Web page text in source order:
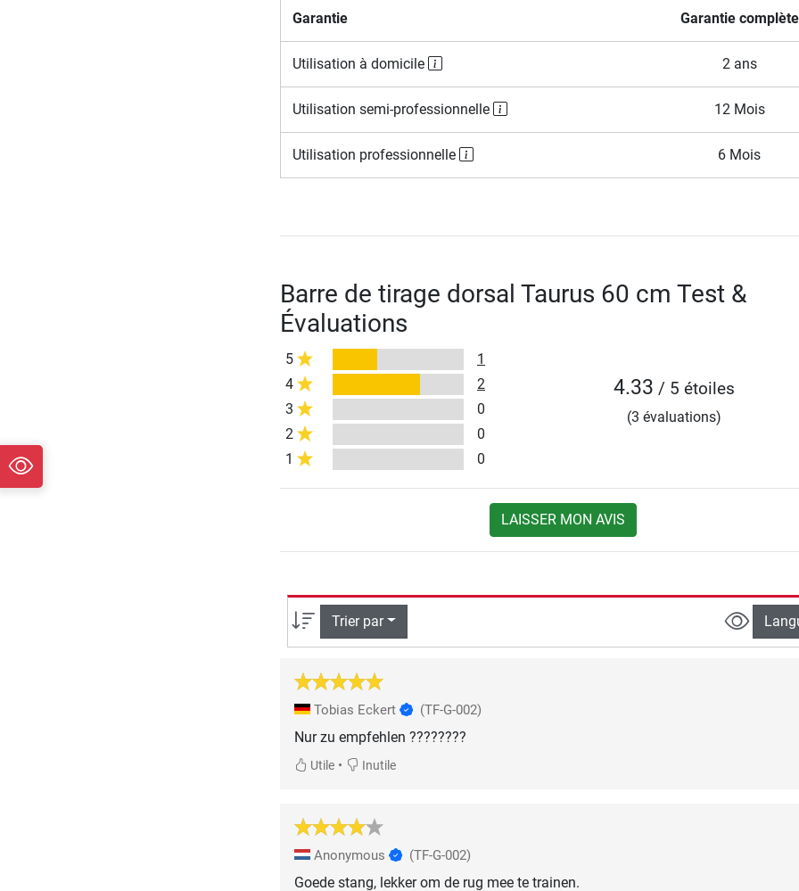
Garantie Garantie complète
Utilisation à domicile 2 ans
Utilisation semi-professionnelle 12 Mois
Utilisation professionnelle 6 Mois
Barre de tirage dorsal Taurus 60 cm Test &
Évaluations
5
1
4
2
3
0
2
0
1
0
4.33 / 5 étoiles
(3 évaluations)
LAISSER MON AVIS
Trier par
Tobias Eckert (TF-G-002)
Nur zu empfehlen ????????
Utile• Inutile
Anonymous (TF-G-002)
Goede stang, lekker om de rug mee te trainen.